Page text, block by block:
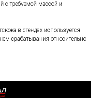
с требуемой массой и
в стендах используется
срабатывания относительно